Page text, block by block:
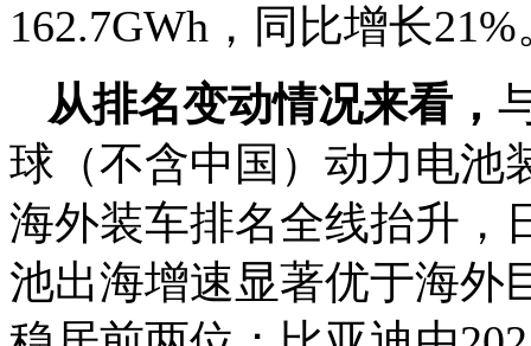
162.7GWh，同比增长21%
从排名变动情况来看，
球（不含中国）动力电池
海外装车排名全线抬升，
池出海增速显著优于海外